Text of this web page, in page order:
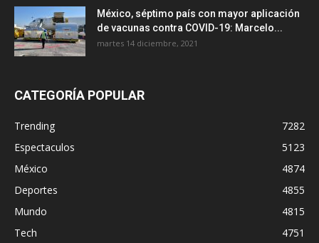
México, séptimo país con mayor aplicación
de vacunas contra COVID-19: Marcelo...
martes 14 diciembre, 2021
CATEGORÍA POPULAR
Trending
7282
Espectaculos
5123
México
4874
Deportes
4855
Mundo
4815
Tech
4751